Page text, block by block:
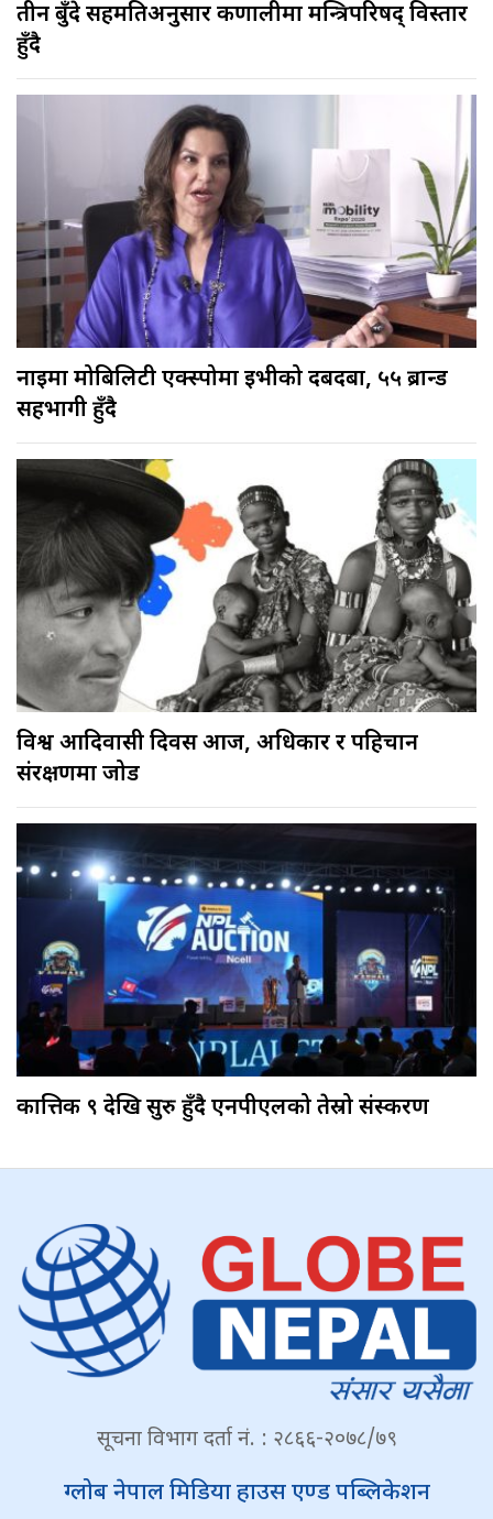
तीन बुँदे सहमतिअनुसार कर्णालीमा मन्त्रिपरिषद् विस्तार
हुँदै
नाइमा मोबिलिटी एक्स्पोमा ईभीको दबदबा, ५५ ब्रान्ड
सहभागी हुँदै
विश्व आदिवासी दिवस आज, अधिकार र पहिचान
संरक्षणमा जोड
कात्तिक ९ देखि सुरु हुँदै एनपीएलको तेस्रो संस्करण
सूचना विभाग दर्ता नं. : २८६६-२०७८/७९
ग्लोब नेपाल मिडिया हाउस एण्ड पब्लिकेशन